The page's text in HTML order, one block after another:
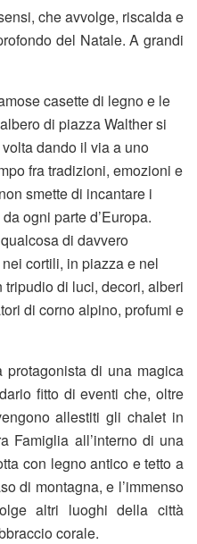
che avvolge, riscalda e
del Natale. A grandi
casette di legno e le
di piazza Walther si
dando il via a uno
fra tradizioni, emozioni e
smette di incantare i
ogni parte d’Europa.
di davvero
cortili, in piazza e nel
di luci, decori, alberi
di corno alpino, profumi e
di una magica
fitto di eventi che, oltre
allestiti gli chalet in
Famiglia all’interno di una
con legno antico e tetto a
di montagna, e l’immenso
altri luoghi della città
corale.